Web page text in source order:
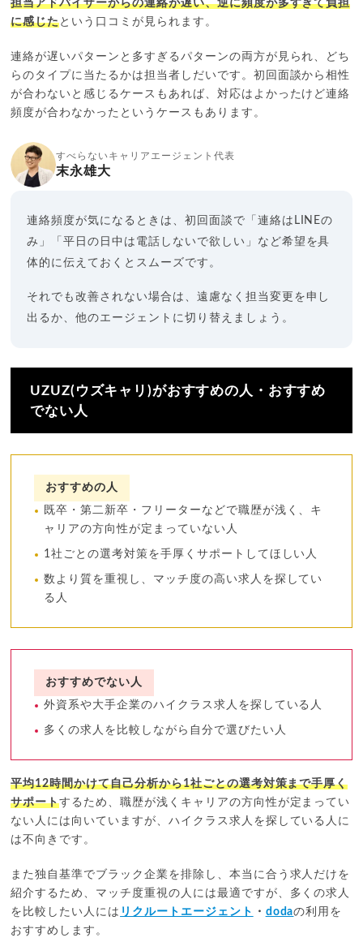
担当アドバイザーからの連絡が遅い、逆に頻度が多すぎて負担
に感じたという口コミが見られます。
連絡が遅いパターンと多すぎるパターンの両方が見られ、どち
らのタイプに当たるかは担当者しだいです。初回面談から相性
が合わないと感じるケースもあれば、対応はよかったけど連絡
頻度が合わなかったというケースもあります。
すべらないキャリアエージェント代表
末永雄大
連絡頻度が気になるときは、初回面談で「連絡はLINEの
み」「平日の日中は電話しないで欲しい」など希望を具
体的に伝えておくとスムーズです。
それでも改善されない場合は、遠慮なく担当変更を申し
出るか、他のエージェントに切り替えましょう。
UZUZ(ウズキャリ)がおすすめの人・おすすめ
でない人
おすすめの人
既卒・第二新卒・フリーターなどで職歴が浅く、キ
ャリアの方向性が定まっていない人
1社ごとの選考対策を手厚くサポートしてほしい人
数より質を重視し、マッチ度の高い求人を探してい
る人
おすすめでない人
外資系や大手企業のハイクラス求人を探している人
多くの求人を比較しながら自分で選びたい人
平均12時間かけて自己分析から1社ごとの選考対策まで手厚く
サポートするため、職歴が浅くキャリアの方向性が定まってい
ない人には向いていますが、ハイクラス求人を探している人に
は不向きです。
また独自基準でブラック企業を排除し、本当に合う求人だけを
紹介するため、マッチ度重視の人には最適ですが、多くの求人
を比較したい人には リクルートエージェント ・ dodaの利用を
おすすめします。